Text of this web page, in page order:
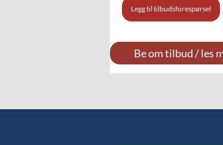
Legg til tilbudsforespørsel
Be om tilbud / les